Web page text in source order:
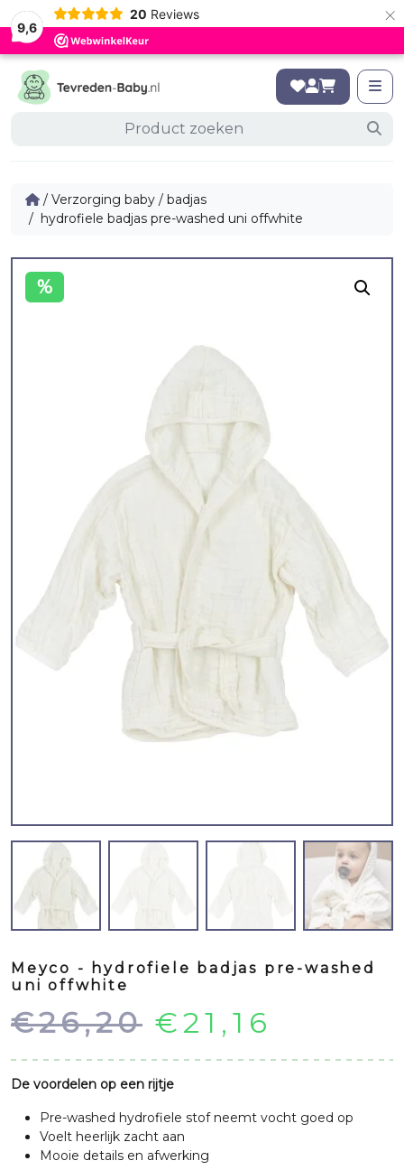
9,6
20 Reviews ×
/ Verzorging baby/ badjas
/ hydrofiele badjas pre-washed uni offwhite
%
Meyco - hydrofiele badjas pre-washed
uni offwhite
€26,20
prijs
was:
€26,20.
€21,16
prijs
is:
De voordelen op een rijtje
Pre-washed hydrofiele stof neemt vocht goed op
Voelt heerlijk zacht aan
Mooie details en afwerking